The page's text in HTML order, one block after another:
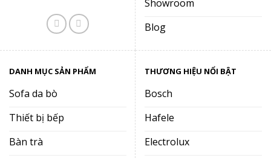
Showroom
Blog
DANH MỤC SẢN PHẨM
Sofa da bò
Thiết bị bếp
Bàn trà
THƯƠNG HIỆU NỔI BẬT
Bosch
Hafele
Electrolux